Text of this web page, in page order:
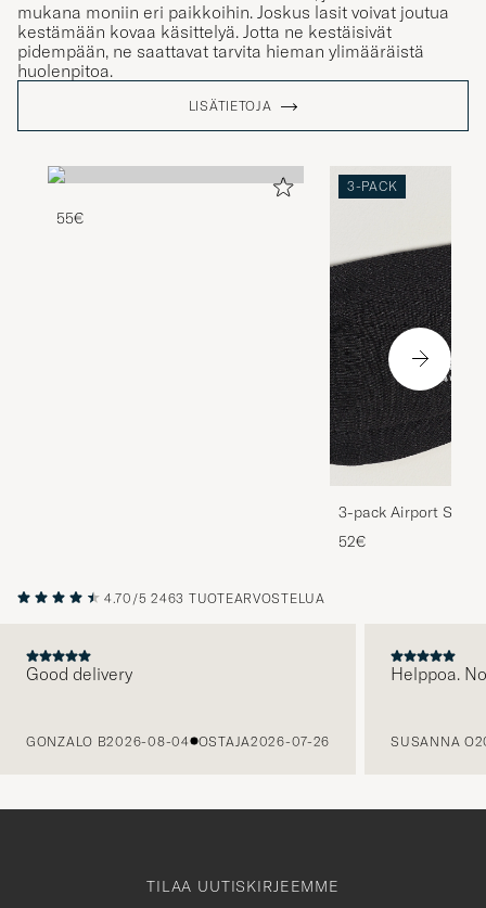
mukana moniin eri paikkoihin. Joskus lasit voivat joutua
kestämään kovaa käsittelyä. Jotta ne kestäisivät
pidempään, ne saattavat tarvita hieman ylimääräistä
huolenpitoa.
LISÄTIETOJA
55€
3-PACK
3-pack Airport
Melange
52€
4.70/5 2463 TUOTEARVOSTELUA
Good delivery
GONZALO B2026-08-04 OSTAJA2026-07-26
Helppoa.
SUSANNA O
TILAA UUTISKIRJEEMME